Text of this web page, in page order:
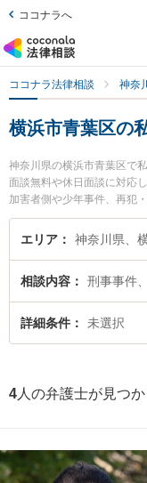
ココナラへ
ココナラ法律相談 神奈
横浜市青葉区の
神奈川県の横浜市青葉区で
面談無料や休日面談に対応
加害者側や少年事件、再犯
便利です。特に横浜青葉法
所の小林 理英弁護士、アス
『私選弁護人のトラブル解
相談無料で私選弁護人を法
たい』などでお困りの相談
エリア 神奈川県、
相談内容 刑事事件
詳細条件 未選択
4 人の弁護士が見つ